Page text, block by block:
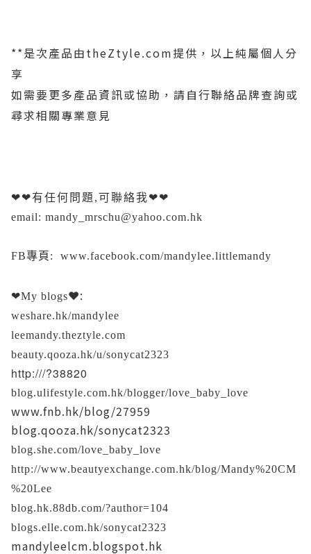
**是次產品由theZtyle.com提供，以上純屬個人分
享
如需要更多產品資訊或協助，請自行聯絡品牌查詢或
尋求相關專業意見
❤❤有任何問題,可聯絡我❤❤
email: mandy_mrschu@yahoo.com.hk
FB專頁: www.facebook.com/mandylee.littlemandy
❤My blogs❤:
weshare.hk/mandylee
leemandy.theztyle.com
beauty.qooza.hk/u/sonycat2323
http:///?38820
blog.ulifestyle.com.hk/blogger/love_baby_love
www.fnb.hk/blog/27959
blog.qooza.hk/sonycat2323
blog.she.com/love_baby_love
http://www.beautyexchange.com.hk/blog/Mandy%20CM
%20Lee
blog.hk.88db.com/?author=104
blogs.elle.com.hk/sonycat2323
mandyleelcm.blogspot.hk